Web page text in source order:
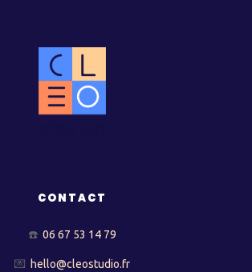
CONTACT
☎️ 06 67 53 14 79
💌 hello@cleostudio.fr